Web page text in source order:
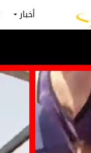
أخبار